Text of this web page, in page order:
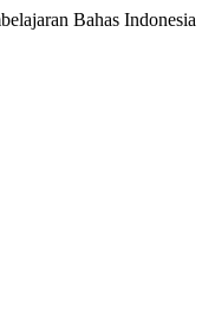
Bahas Indonesia